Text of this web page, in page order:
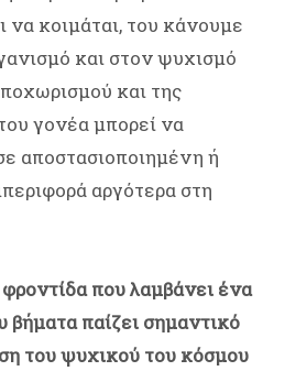
να κοιμάται, του κάνουμε
και στον ψυχισμό
και της
γονέα μπορεί να
αποστασιοποιημένη ή
αργότερα στη
που λαμβάνει ένα
βήματα παίζει σημαντικό
του ψυχικού του κόσμου